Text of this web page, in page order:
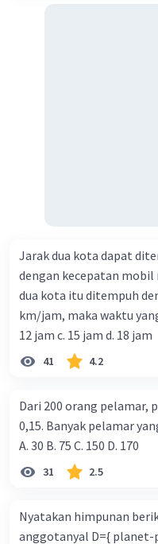
Jarak dua kota dapat
dengan kecepatan
dua kota itu ditempuh
km/jam, maka waktu yang
12 jam c. 15 jam d. 18 jam
41 4.2
Dari 200 orang pelamar,
0,15. Banyak pelamar
A. 30 B. 75 C. 150 D. 170
31 2.5
Nyatakan himpunan
anggotanyal D={